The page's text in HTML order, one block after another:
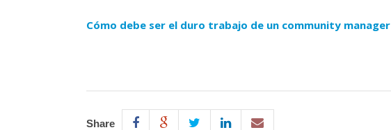
Cómo debe ser el duro trabajo de un community manager
Share